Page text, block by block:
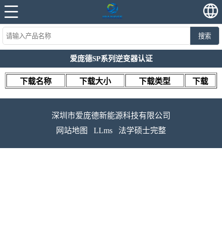
搜索
爱庞德SP系列逆变器认证
下载名称 下载大小 下载类型 下载
深圳市爱庞德新能源科技有限公司
网站地图
LLms 法学硕士完整